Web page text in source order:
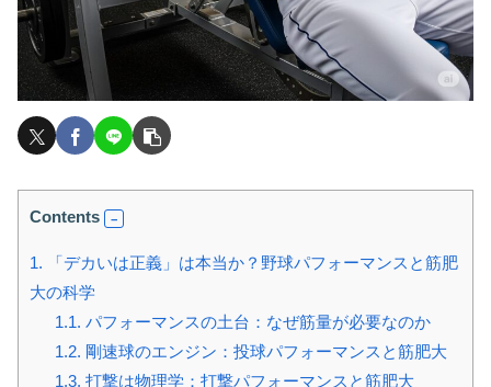
Contents
1. 「デカいは正義」は本当か？野球パフォーマンスと筋肥
大の科学
1.1. パフォーマンスの土台：なぜ筋量が必要なのか
1.2. 剛速球のエンジン：投球パフォーマンスと筋肥大
1.3. 打撃は物理学：打撃パフォーマンスと筋肥大